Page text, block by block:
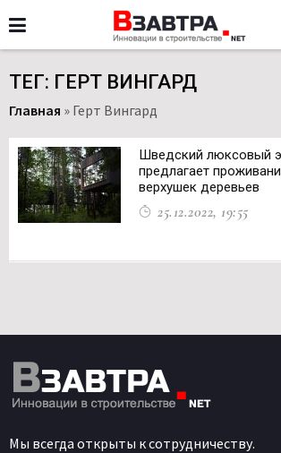
ТЕГ: ГЕРТ ВИНГАРД
Главная » Герт Вингард
Шведский люксовый
предлагает
верхушек деревьев
25.12.2022, 19:55
Мы всегда открыты к сотрудничеству.